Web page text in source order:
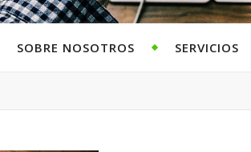
SOBRE NOSOTROS SERVICIOS